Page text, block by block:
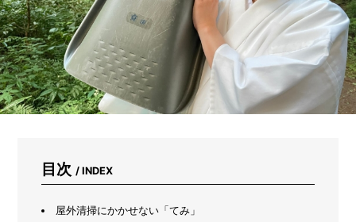
コ
ー
ム
を
作
ろ
う
目次 / INDEX
屋外清掃にかかせない「てみ」